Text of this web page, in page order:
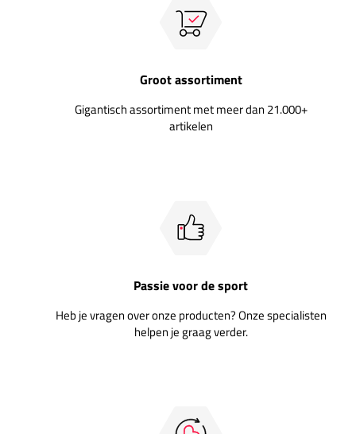
Groot assortiment
Gigantisch assortiment met meer dan 21.000+
artikelen
Passie voor de sport
Heb je vragen over onze producten? Onze specialisten
helpen je graag verder.